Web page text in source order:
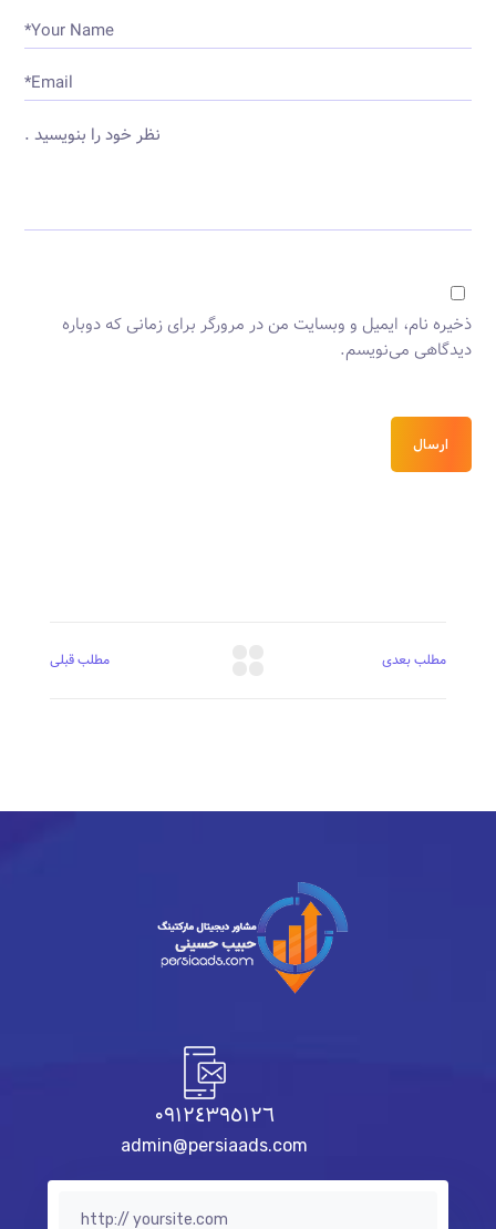
Your Name*
Email*
نظر خود را بنویسید .
ذخیره نام، ایمیل و وبسایت من در مرورگر برای زمانی که دوباره
دیدگاهی می‌نویسم.
ارسال
مطلب قبلی مطلب بعدی
٠٩١٢٤٣٩٥١٢٦
admin@persiaads.com